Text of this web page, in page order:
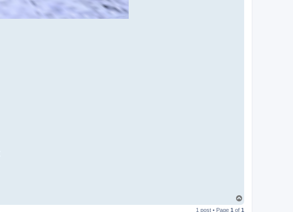
1 post • Page 1 of 1